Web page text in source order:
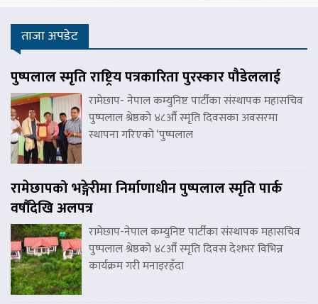
ताजा अपडेट
पुष्पलाल स्मृति राष्ट्रिय पत्रकारिता पुरस्कार पौडेललाई
रामेछाप- नेपाल कम्युनिष्ट पार्टीका संस्थापक महासचिव
पुष्पलाल श्रेष्ठको ४८औँ स्मृति दिवसका अवसरमा
स्थापना गरिएको ‘पुष्पलाल
रामेछापको भङ्गेरीमा निर्माणाधीन पुष्पलाल स्मृति पार्क
वर्षौंदेखि अलपत्र
रामेछाप-नेपाल कम्युनिष्ट पार्टीका संस्थापक महासचिव
पुष्पलाल श्रेष्ठको ४८औँ स्मृति दिवस देशभर विभिन्न
कार्यक्रम गरी मनाइरहँदा